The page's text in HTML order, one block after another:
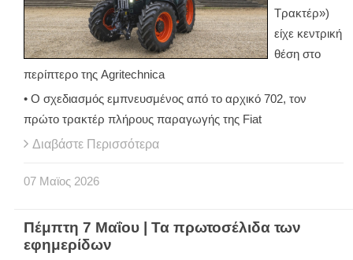
Τρακτέρ»)
είχε κεντρική
θέση στο
περίπτερο της Agritechnica
• Ο σχεδιασμός εμπνευσμένος από το αρχικό 702, τον
πρώτο τρακτέρ πλήρους παραγωγής της Fiat
Διαβάστε Περισσότερα
07 Μαϊος 2026
Πέμπτη 7 Μαΐου | Τα πρωτοσέλιδα των
εφημερίδων